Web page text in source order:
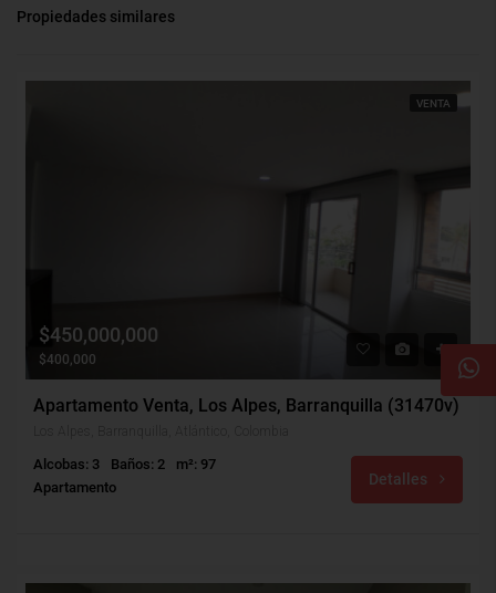
Propiedades similares
VENTA
$450,000,000
$400,000
Apartamento Venta, Los Alpes, Barranquilla (31470v)
Alcobas: 3 Baños: 2
m²: 97
Apartamento
Detalles